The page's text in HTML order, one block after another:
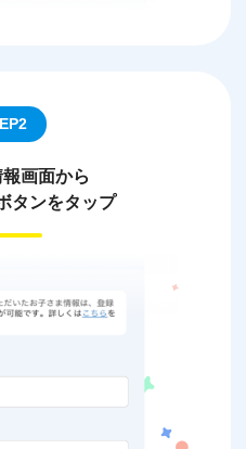
画面から
タンをタップ